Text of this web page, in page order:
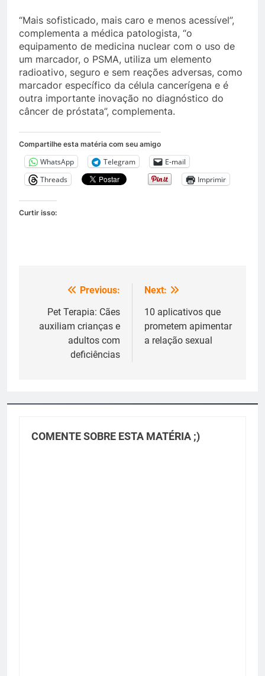
“Mais sofisticado, mais caro e menos acessível”,
complementa a médica patologista, “o
equipamento de medicina nuclear com o uso de
um marcador, o PSMA, utiliza um elemento
radioativo, seguro e sem reações adversas, como
marcador específico da célula cancerígena e é
outra importante inovação no diagnóstico do
câncer de próstata”, complementa.
Compartilhe esta matéria com seu amigo
WhatsApp Telegram
E-mail
Threads
Imprimir
Curtir isso:
Navegação
Previous:
Pet Terapia: Cães
auxiliam crianças e
adultos com
deficiências
Next:
10 aplicativos que
prometem apimentar
a relação sexual
COMENTE SOBRE ESTA MATÉRIA ;)